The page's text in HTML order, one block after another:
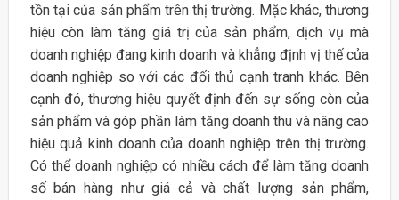
tồn tại của sản phẩm trên thị trường. Mặc khác, thương
hiệu còn làm tăng giá trị của sản phẩm, dịch vụ mà
doanh nghiệp đang kinh doanh và khẳng định vị thế của
doanh nghiệp so với các đối thủ cạnh tranh khác. Bên
cạnh đó, thương hiệu quyết định đến sự sống còn của
sản phẩm và góp phần làm tăng doanh thu và nâng cao
hiệu quả kinh doanh của doanh nghiệp trên thị trường.
Có thể doanh nghiệp có nhiều cách để làm tăng doanh
số bán hàng như giá cả và chất lượng sản phẩm,